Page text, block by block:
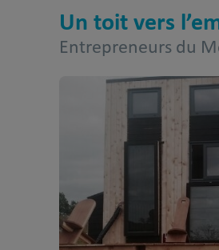
Un toit vers
Entrepreneurs du